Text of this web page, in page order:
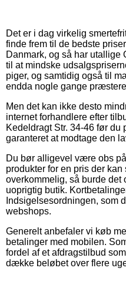
Det er i dag virkelig
finde frem til de bedste
Danmark, og så har utallige
til at mindske
piger, og samtidig også til
endda nogle gange
Men det kan ikke desto
internet forhandlere efter
Kedeldragt Str. 34-46 før du
garanteret at modtage den
Du bør alligevel være obs
produkter for en pris der kan
overkommelig, så burde
uoprigtig butik.
Indsigelsesordningen,
webshops.
Generelt anbefaler vi køb
betalinger med mobilen.
fordel af et afdragstilbud
dække beløbet over flere